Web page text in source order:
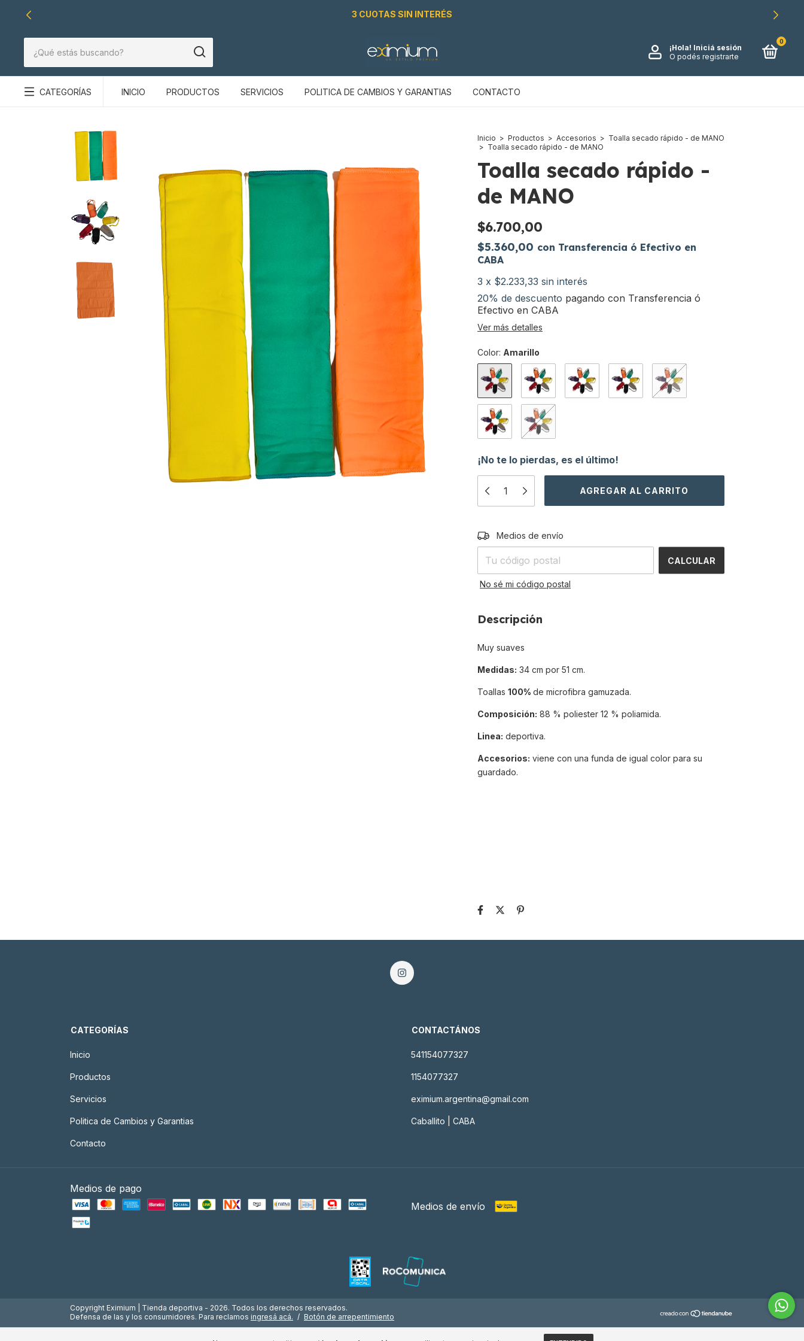
3 CUOTAS SIN INTERÉS
¡Hola! Iniciá sesión
O podés registrarte
0
CATEGORÍAS INICIO PRODUCTOS SERVICIOS POLITICA DE CAMBIOS Y GARANTIAS CONTACTO
Inicio > Productos > Accesorios > Toalla secado rápido - de MANO
> Toalla secado rápido - de MANO
Toalla secado rápido -
de MANO
$6.700,00
$5.360,00 con Transferencia ó Efectivo en
CABA
3 x $2.233,33 sin interés
20% de descuento pagando con Transferencia ó
Efectivo en CABA
Ver más detalles
Color: Amarillo
¡No te lo pierdas, es el último!
Entregas para el CP:
Medios de envío
CALCULAR
No sé mi código postal
Descripción
Muy suaves
Medidas: 34 cm por 51 cm.
Toallas 100% de microfibra gamuzada.
Composición: 88 % poliester 12 % poliamida.
Linea: deportiva.
Accesorios: viene con una funda de igual color para su
guardado.
CATEGORÍAS
Inicio
Productos
Servicios
Politica de Cambios y Garantias
Contacto
CONTACTÁNOS
541154077327
1154077327
eximium.argentina@gmail.com
Caballito | CABA
Medios de pago
Medios de envío
Copyright Eximium | Tienda deportiva - 2026. Todos los derechos reservados.
Defensa de las y los consumidores. Para reclamos ingresá acá. / Botón de arrepentimiento